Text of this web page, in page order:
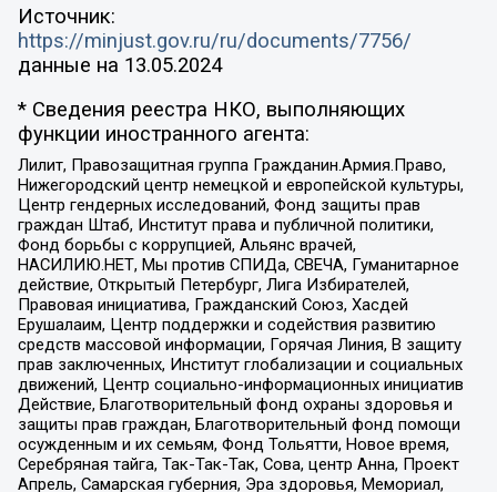
Источник:
https://minjust.gov.ru/ru/documents/7756/
данные на 13.05.2024
* Сведения реестра НКО, выполняющих
функции иностранного агента:
Лилит, Правозащитная группа Гражданин.Армия.Право,
Нижегородский центр немецкой и европейской культуры,
Центр гендерных исследований, Фонд защиты прав
граждан Штаб, Институт права и публичной политики,
Фонд борьбы с коррупцией, Альянс врачей,
НАСИЛИЮ.НЕТ, Мы против СПИДа, СВЕЧА, Гуманитарное
действие, Открытый Петербург, Лига Избирателей,
Правовая инициатива, Гражданский Союз, Хасдей
Ерушалаим, Центр поддержки и содействия развитию
средств массовой информации, Горячая Линия, В защиту
прав заключенных, Институт глобализации и социальных
движений, Центр социально-информационных инициатив
Действие, Благотворительный фонд охраны здоровья и
защиты прав граждан, Благотворительный фонд помощи
осужденным и их семьям, Фонд Тольятти, Новое время,
Серебряная тайга, Так-Так-Так, Сова, центр Анна, Проект
Апрель, Самарская губерния, Эра здоровья, Мемориал,